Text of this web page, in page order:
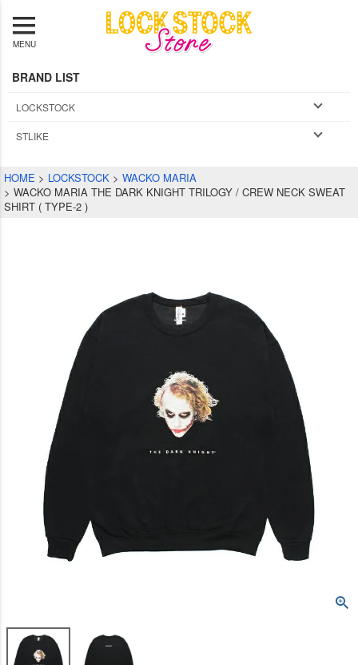
MENU
BRAND LIST
LOCKSTOCK
STLIKE
HOME LOCKSTOCK
WACKO MARIA
WACKO MARIA THE DARK KNIGHT TRILOGY / CREW NECK SWEAT
SHIRT ( TYPE-2 )